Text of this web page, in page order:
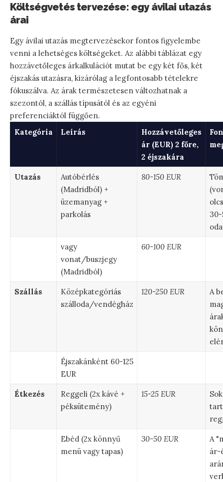
Költségvetés tervezése: egy ávilai utazás
árai
Egy ávilai utazás megtervezésekor fontos figyelembe
venni a lehetséges költségeket. Az alábbi táblázat egy
hozzávetőleges árkalkulációt mutat be egy két fős, két
éjszakás utazásra, kizárólag a legfontosabb tételekre
fókuszálva. Az árak természetesen változhatnak a
szezontól, a szállás típusától és az egyéni
preferenciáktól függően.
Kategória
Leírás
Hozzávetőleges
ár (EUR) 2 főre,
2 éjszakára
Utazás
Autóbérlés
(Madridból) +
üzemanyag +
parkolás
80-150 EUR
vagy
vonat/buszjegy
(Madridból)
60-100 EUR
Szállás
Középkategóriás
szálloda/vendégház
120-250 EUR
A
Éjszakánként 60-125
EUR
Étkezés
Reggeli (2x kávé +
péksütemény)
15-25 EUR
Ebéd (2x könnyű
menü vagy tapas)
30-50 EUR
A
ár-